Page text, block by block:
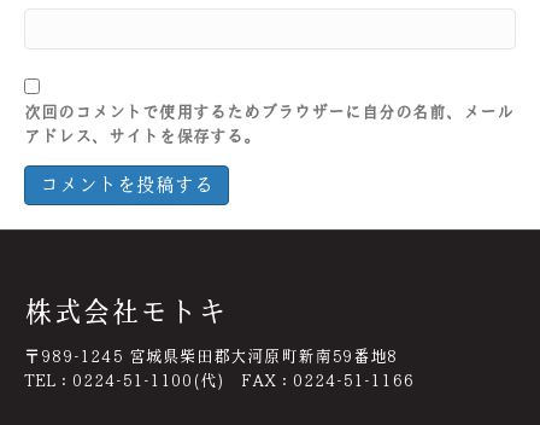
次回のコメントで使用するためブラウザーに自分の名前、メール
アドレス、サイトを保存する。
株式会社モトキ
〒989-1245 宮城県柴田郡大河原町新南59番地8
TEL：0224-51-1100(代) FAX：0224-51-1166